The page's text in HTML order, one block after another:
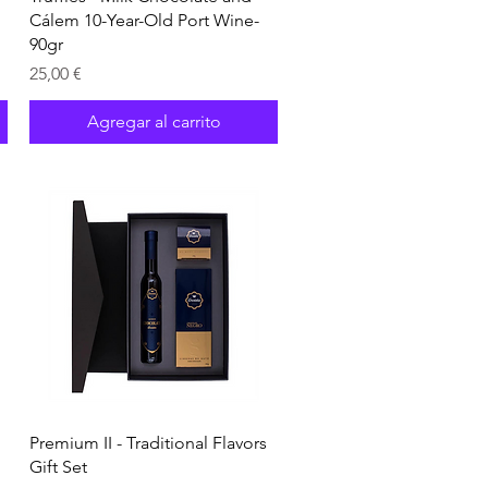
Cálem 10-Year-Old Port Wine-
90gr
Precio
25,00 €
Agregar al carrito
Vista rápida
Premium II - Traditional Flavors
Gift Set